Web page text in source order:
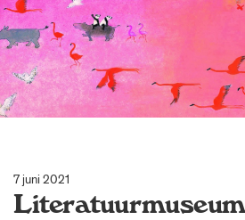
7 juni 2021